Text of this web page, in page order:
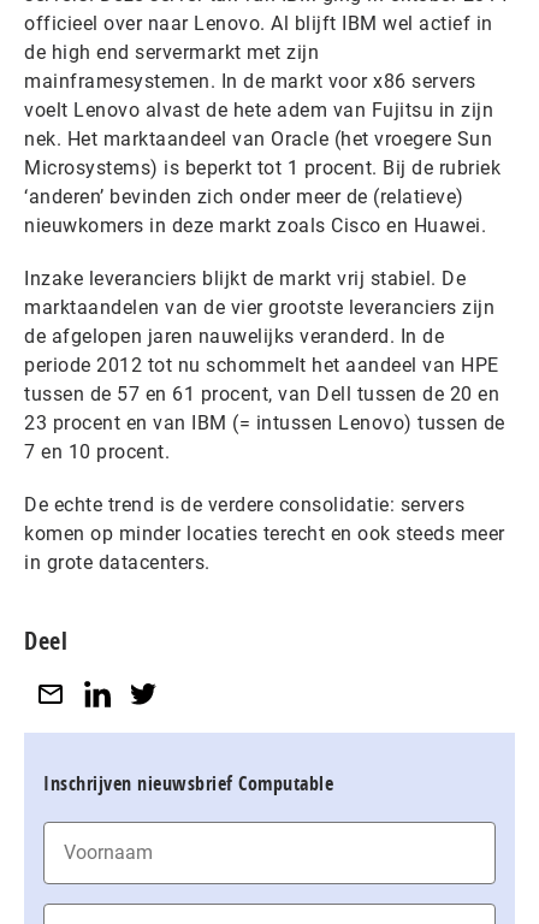
officieel over naar Lenovo. Al blijft IBM wel actief in
de high end servermarkt met zijn
mainframesystemen. In de markt voor x86 servers
voelt Lenovo alvast de hete adem van Fujitsu in zijn
nek. Het marktaandeel van Oracle (het vroegere Sun
Microsystems) is beperkt tot 1 procent. Bij de rubriek
‘anderen’ bevinden zich onder meer de (relatieve)
nieuwkomers in deze markt zoals Cisco en Huawei.
Inzake leveranciers blijkt de markt vrij stabiel. De
marktaandelen van de vier grootste leveranciers zijn
de afgelopen jaren nauwelijks veranderd. In de
periode 2012 tot nu schommelt het aandeel van HPE
tussen de 57 en 61 procent, van Dell tussen de 20 en
23 procent en van IBM (= intussen Lenovo) tussen de
7 en 10 procent.
De echte trend is de verdere consolidatie: servers
komen op minder locaties terecht en ook steeds meer
in grote datacenters.
Deel
Inschrijven nieuwsbrief Computable